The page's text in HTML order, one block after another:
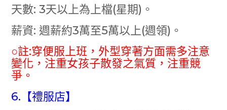
天數: 3天以上為上檔(星期)。
薪資: 週薪約3萬至5萬以上(週領)。
○註:穿便服上班，外型穿著方面需多注意
變化，注重女孩子散發之氣質，注重競
爭。
6.【禮服店】